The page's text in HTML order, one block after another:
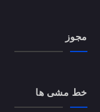
مجوز
خط مشی ها